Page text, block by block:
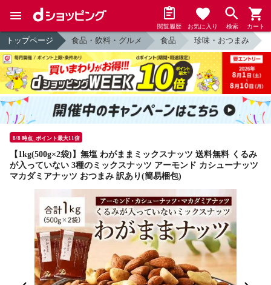
閲覧履歴 お気に入り 検索 カート
トップページ 食品・飲料・グルメ 食品 珍味・おつまみ
8/8 時点_ポイント最大11倍
【1kg(500g×2袋)】無塩 わがままミックスナッツ 送料無料 くるみ
が入っていない 3種のミックスナッツ アーモンド カシューナッツ
マカダミアナッツ おつまみ 訳あり(簡易梱包)